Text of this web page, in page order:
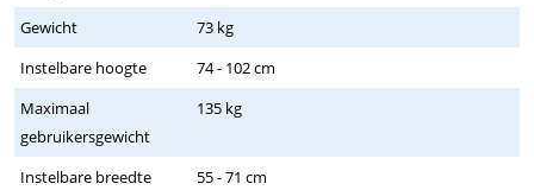
Gewicht
73 kg
Instelbare hoogte
74 - 102 cm
Maximaal
gebruikersgewicht
135 kg
Instelbare breedte
55 - 71 cm